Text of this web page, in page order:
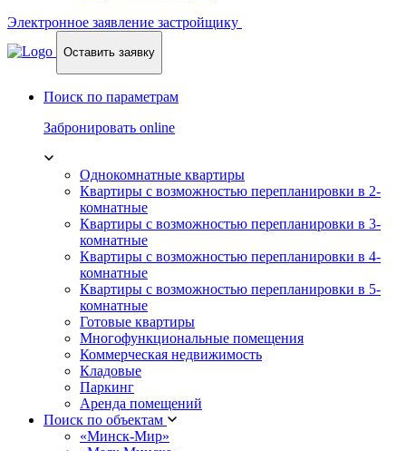
Электронное заявление застройщику
Оставить заявку
Поиск по параметрам
Забронировать online
Однокомнатные квартиры
Квартиры с возможностью перепланировки в 2-
комнатные
Квартиры с возможностью перепланировки в 3-
комнатные
Квартиры с возможностью перепланировки в 4-
комнатные
Квартиры с возможностью перепланировки в 5-
комнатные
Готовые квартиры
Многофункциональные помещения
Коммерческая недвижимость
Кладовые
Паркинг
Аренда помещений
Поиск по объектам
«Минск-Мир»